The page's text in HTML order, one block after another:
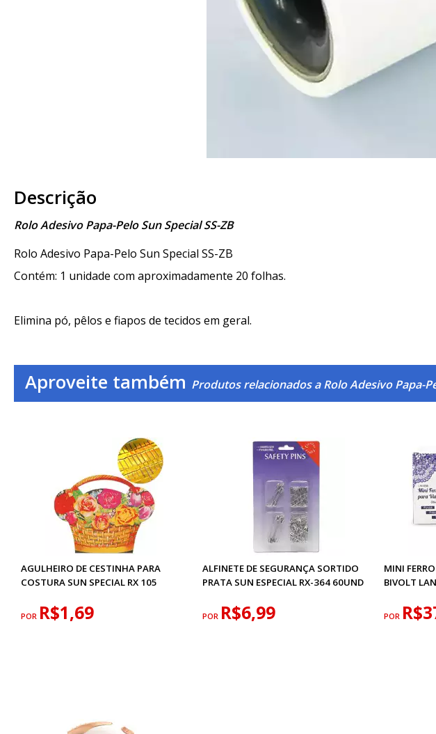
Descrição
Rolo Adesivo Papa-Pelo Sun Special SS-ZB
Rolo Adesivo Papa-Pelo Sun Special SS-ZB
Contém: 1 unidade com aproximadamente 20 folhas.
Elimina pó, pêlos e fiapos de tecidos em geral.
Aproveite também Produtos relacionados a Rolo Adesivo Papa-
AGULHEIRO DE CESTINHA PARA
COSTURA SUN SPECIAL RX 105
POR R$1,69
ALFINETE DE SEGURANÇA SORTIDO
PRATA SUN ESPECIAL RX-364 60UND
POR R$6,99
MINI
BIVOLT
POR